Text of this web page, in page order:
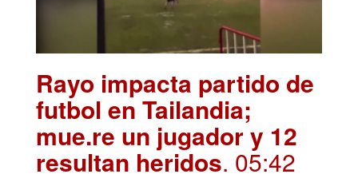
Rayo impacta partido de
futbol en Tailandia;
mue.re un jugador y 12
resultan heridos. 05:42